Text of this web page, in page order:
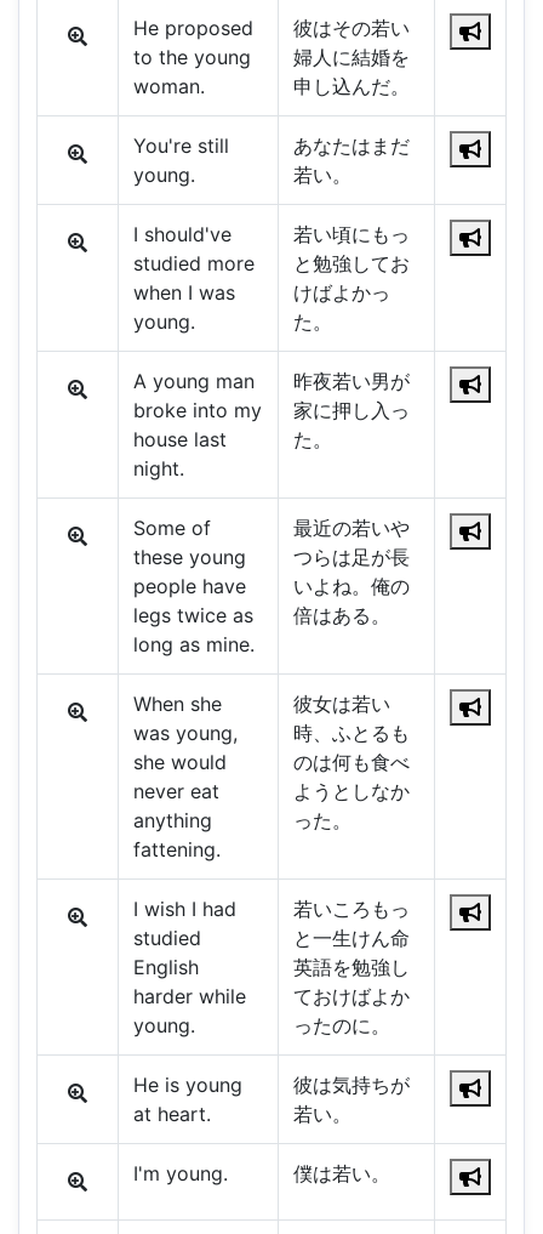
He proposed
to the young
woman.
彼はその若い
婦人に結婚を
申し込んだ。
You're still
young.
あなたはまだ
若い。
I should've
studied more
when I was
young.
若い頃にもっ
と勉強してお
けばよかっ
た。
A young man
broke into my
house last
night.
昨夜若い男が
家に押し入っ
た。
Some of
these young
people have
legs twice as
long as mine.
最近の若いや
つらは足が長
いよね。俺の
倍はある。
When she
was young,
she would
never eat
anything
fattening.
彼女は若い
時、ふとるも
のは何も食べ
ようとしなか
った。
I wish I had
studied
English
harder while
young.
若いころもっ
と一生けん命
英語を勉強し
ておけばよか
ったのに。
He is young
at heart.
彼は気持ちが
若い。
I'm young. 僕は若い。